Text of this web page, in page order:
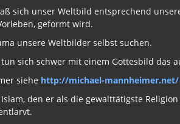
sich unser Weltbild entsprechend
geformt wird.
unsere Weltbilder selbst suchen.
sich schwer mit einem Gottesbild das
siehe http://michael-mannheimer.net/
den er als die gewalttätigste